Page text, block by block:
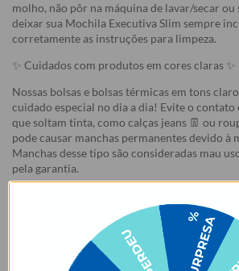
molho, não pôr na máquina de lavar/secar ou
deixar sua Mochila Executiva Slim sempre
corretamente as instruções para limpeza.
✨ Cuidados com produtos em cores claras ✨
Nossas bolsas e bolsas térmicas em tons
cuidado especial no dia a dia! Evite o
que soltam tinta, como calças jeans 👖 ou
pode causar manchas permanentes devido à
Manchas desse tipo são consideradas mau
pela garantia.
- Os nossos produtos personalizados (
customizados com nome/foto ) são feitos
de acordo com a opção escolhida no